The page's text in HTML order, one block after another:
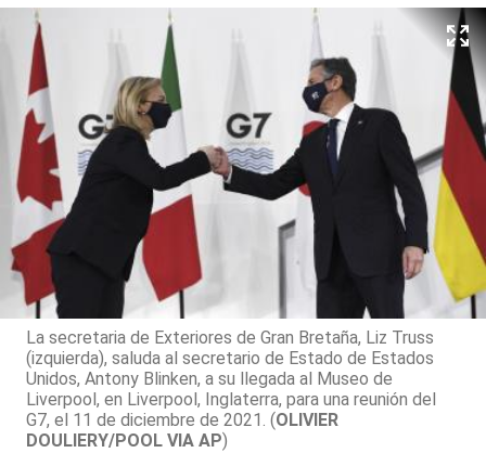
La secretaria de Exteriores de Gran Bretaña, Liz Truss
(izquierda), saluda al secretario de Estado de Estados
Unidos, Antony Blinken, a su llegada al Museo de
Liverpool, en Liverpool, Inglaterra, para una reunión del
G7, el 11 de diciembre de 2021. (OLIVIER
DOULIERY/POOL VIA AP)